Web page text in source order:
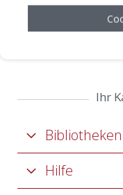
Ihr
Bibliotheken
Hilfe